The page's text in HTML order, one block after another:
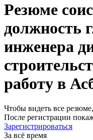
Резюме
должность
инженера
работу в
Чтобы видеть все
После регистрации
Зарегистрироваться
За всё время